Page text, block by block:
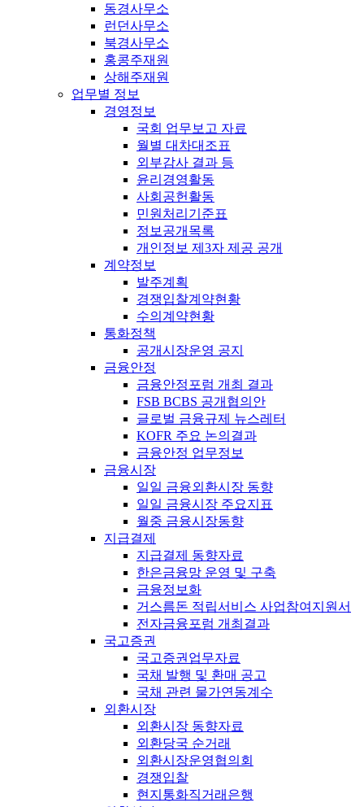
동경사무소
런던사무소
북경사무소
홍콩주재원
상해주재원
업무별 정보
경영정보
국회 업무보고 자료
월별 대차대조표
외부감사 결과 등
윤리경영활동
사회공헌활동
민원처리기준표
정보공개목록
개인정보 제3자 제공 공개
계약정보
발주계획
경쟁입찰계약현황
수의계약현황
통화정책
공개시장운영 공지
금융안정
금융안정포럼 개최 결과
FSB BCBS 공개협의안
글로벌 금융규제 뉴스레터
KOFR 주요 논의결과
금융안정 업무정보
금융시장
일일 금융외환시장 동향
일일 금융시장 주요지표
월중 금융시장동향
지급결제
지급결제 동향자료
한은금융망 운영 및 구축
금융정보화
거스름돈 적립서비스 사업참여지원서
전자금융포럼 개최결과
국고증권
국고증권업무자료
국채 발행 및 환매 공고
국채 관련 물가연동계수
외환시장
외환시장 동향자료
외환당국 순거래
외환시장운영협의회
경쟁입찰
현지통화직거래은행